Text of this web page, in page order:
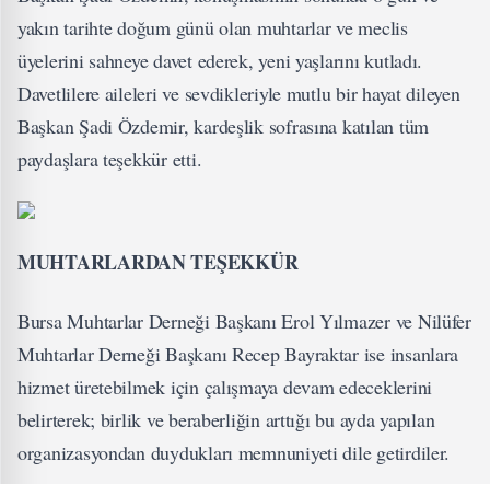
yakın tarihte doğum günü olan muhtarlar ve meclis
üyelerini sahneye davet ederek, yeni yaşlarını kutladı.
Davetlilere aileleri ve sevdikleriyle mutlu bir hayat dileyen
Başkan Şadi Özdemir, kardeşlik sofrasına katılan tüm
paydaşlara teşekkür etti.
MUHTARLARDAN TEŞEKKÜR
Bursa Muhtarlar Derneği Başkanı Erol Yılmazer ve Nilüfer
Muhtarlar Derneği Başkanı Recep Bayraktar ise insanlara
hizmet üretebilmek için çalışmaya devam edeceklerini
belirterek; birlik ve beraberliğin arttığı bu ayda yapılan
organizasyondan duydukları memnuniyeti dile getirdiler.